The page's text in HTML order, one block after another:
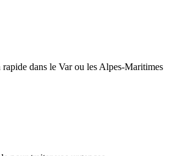
dans le Var ou les Alpes-Maritimes